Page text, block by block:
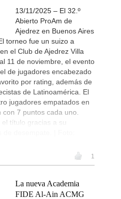
13/11/2025 – El 32.º
Abierto ProAm de
Ajedrez en Buenos Aires
torneo fue un suizo a
el Club de Ajedrez Villa
11 de noviembre, el evento
de jugadores encabezado
por rating, además de
de Latinoamérica. El
jugadores empatados en
7 puntos cada uno.
título gracias a su
1
La nueva Academia
FIDE Al-Ain ACMG